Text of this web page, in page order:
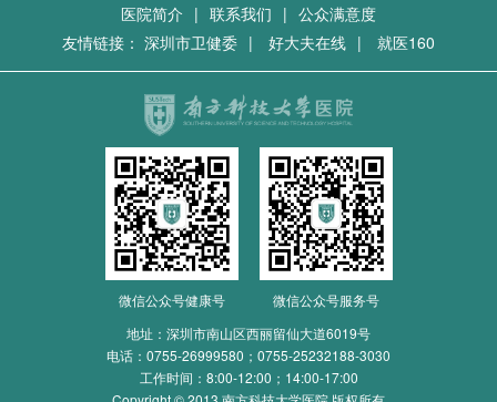
医院简介 | 联系我们 | 公众满意度
友情链接： 深圳市卫健委 | 好大夫在线 | 就医160
微信公众号健康号
微信公众号服务号
地址：深圳市南山区西丽留仙大道6019号
电话： 0755-26999580；0755-25232188-3030
工作时间：8:00-12:00；14:00-17:00